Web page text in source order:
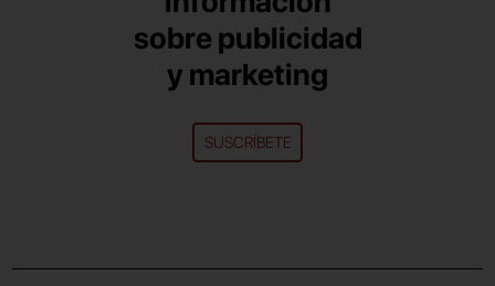
sobre publicidad
y marketing
SUSCRÍBETE